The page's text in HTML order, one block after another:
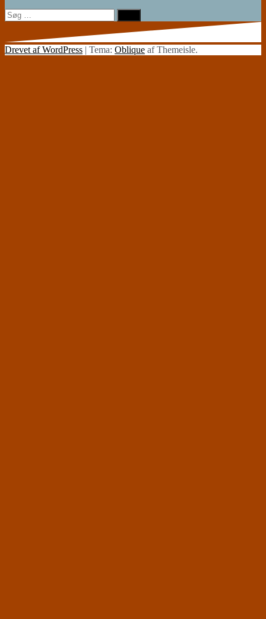
Søg
efter:
Drevet af WordPress | Tema: Oblique af Themeisle.